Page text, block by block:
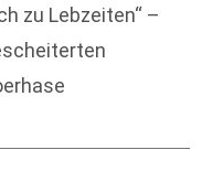
zu Lebzeiten“ –